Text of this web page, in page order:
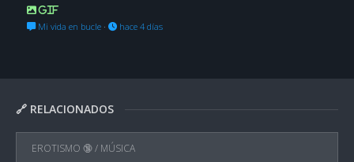
🔗 RELACIONADOS
EROTISMO 🔞/ MÚSICA
GIF
Mi vida en bucle· hace 4 días